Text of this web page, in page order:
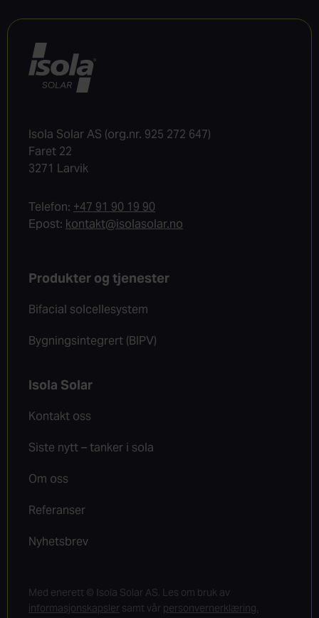
Isola Solar AS (org.nr. 925 272 647)
Faret 22
3271 Larvik
Telefon: +47 91 90 19 90
Epost: kontakt@isolasolar.no
Produkter og tjenester
Bifacial solcellesystem
Bygningsintegrert (BIPV)
Isola Solar
Kontakt oss
Siste nytt – tanker i sola
Om oss
Referanser
Nyhetsbrev
Med enerett © Isola Solar AS. Les om bruk av
informasjonskapsler samt vår personvernerklæring.